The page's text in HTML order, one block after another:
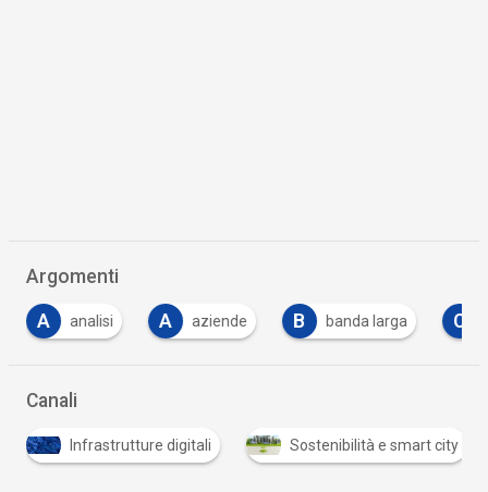
Argomenti
A analisi A aziende B banda larga C
Canali
Infrastrutture digitali Sostenibilità e smart city